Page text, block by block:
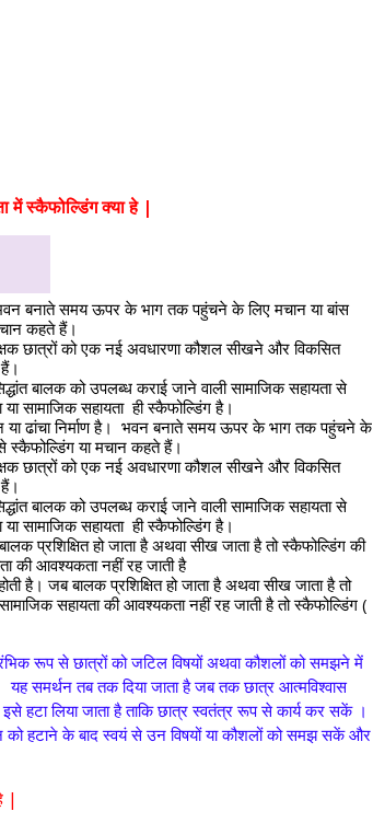
स्कैफोल्डिंग क्या हे |
भवन बनाते समय ऊपर के भाग तक पहुंचने के लिए मचान या बांस
कहते हैं।
छात्रों को एक नई अवधारणा कौशल सीखने और विकसित
बालक को उपलब्ध कराई जाने वाली सामाजिक सहायता से
सामाजिक सहायता  ही स्कैफोल्डिंग है।
या ढांचा निर्माण है।  भवन बनाते समय ऊपर के भाग तक पहुंचने के
स्कैफोल्डिंग या मचान कहते हैं।
छात्रों को एक नई अवधारणा कौशल सीखने और विकसित
बालक को उपलब्ध कराई जाने वाली सामाजिक सहायता से
सामाजिक सहायता  ही स्कैफोल्डिंग है।
प्रशिक्षित हो जाता है अथवा सीख जाता है तो स्कैफोल्डिंग की
की आवश्यकता नहीं रह जाती है
है। जब बालक प्रशिक्षित हो जाता है अथवा सीख जाता है तो
सहायता की आवश्यकता नहीं रह जाती है तो स्कैफोल्डिंग (
रूप से छात्रों को जटिल विषयों अथवा कौशलों को समझने में
समर्थन तब तक दिया जाता है जब तक छात्र आत्मविश्वास
हटा लिया जाता है ताकि छात्र स्वतंत्र रूप से कार्य कर सकें ।
को हटाने के बाद स्वयं से उन विषयों या कौशलों को समझ सकें और
|